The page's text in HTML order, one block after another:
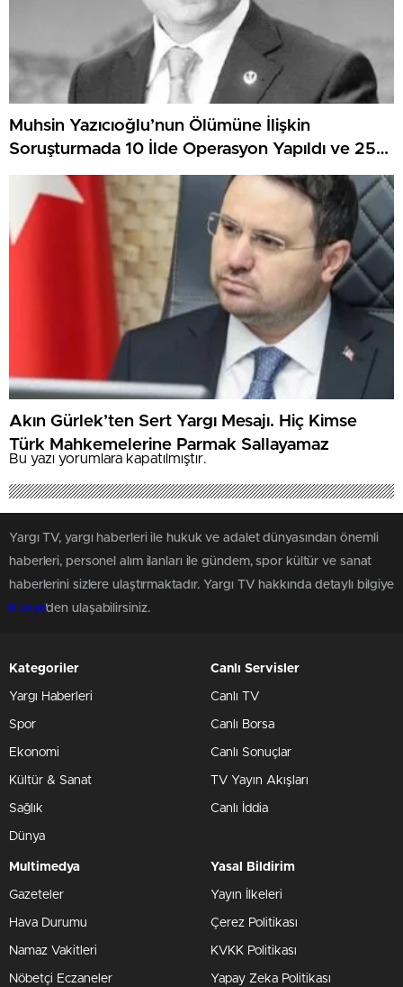
Muhsin Yazıcıoğlu’nun Ölümüne İlişkin
Soruşturmada 10 İlde Operasyon Yapıldı ve 25
Şüpheli Yakalandı
Akın Gürlek’ten Sert Yargı Mesajı. Hiç Kimse
Türk Mahkemelerine Parmak Sallayamaz
Bu yazı yorumlara kapatılmıştır.
Yargı TV, yargı haberleri ile hukuk ve adalet dünyasından önemli
haberleri, personel alım ilanları ile gündem, spor kültür ve sanat
haberlerini sizlere ulaştırmaktadır. Yargı TV hakkında detaylı bilgiye
Künye'den ulaşabilirsiniz.
Kategoriler
Yargı Haberleri
Spor
Ekonomi
Kültür & Sanat
Sağlık
Dünya
Canlı Servisler
Canlı TV
Canlı Borsa
Canlı Sonuçlar
TV Yayın Akışları
Canlı İddia
Multimedya
Gazeteler
Hava Durumu
Namaz Vakitleri
Nöbetçi Eczaneler
Yasal Bildirim
Yayın İlkeleri
Çerez Politikası
KVKK Politikası
Yapay Zeka Politikası